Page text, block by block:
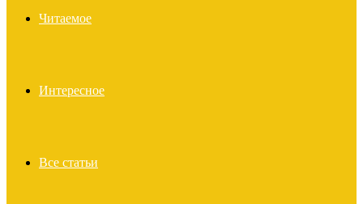
Читаемое
Интересное
Все статьи